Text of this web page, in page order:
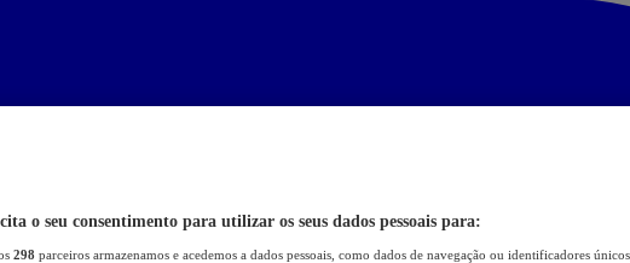
o seu consentimento para utilizar os seus dados pessoais para:
298 parceiros armazenamos e acedemos a dados pessoais, como dados de navegação ou identificadores únicos,